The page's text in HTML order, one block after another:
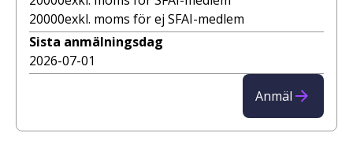
20000exkl. moms för ej SFAI-medlem
Sista anmälningsdag
2026-07-01
Anmäl